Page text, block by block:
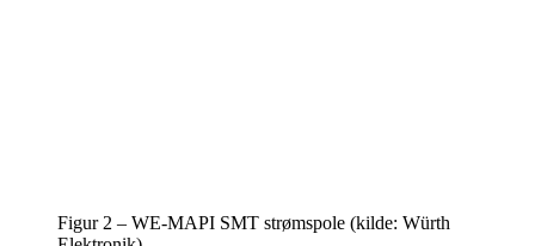
Figur 2 – WE-MAPI SMT strømspole (kilde: Würth